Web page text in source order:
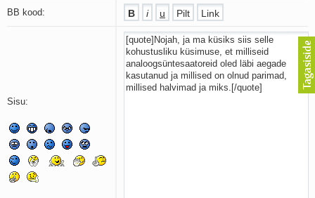
Avanemine
Põhi, lõuna, ida, lääs
Elupõline kaja
Kassimäng
Läänemere lained
Üle müüri
Valgusemaastikud
BB kood:
Sisu: